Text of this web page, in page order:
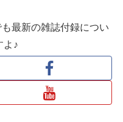
最新の雑誌付録につい
よ♪